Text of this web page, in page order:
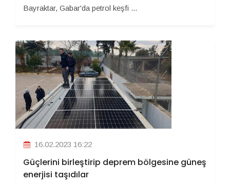
Bayraktar, Gabar'da petrol keşfi ...
16.02.2023 16:22
Güçlerini birleştirip deprem bölgesine güneş
enerjisi taşıdılar